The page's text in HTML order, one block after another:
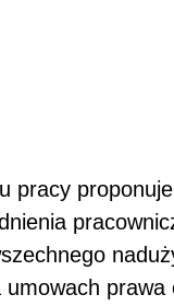
pracy
prawa